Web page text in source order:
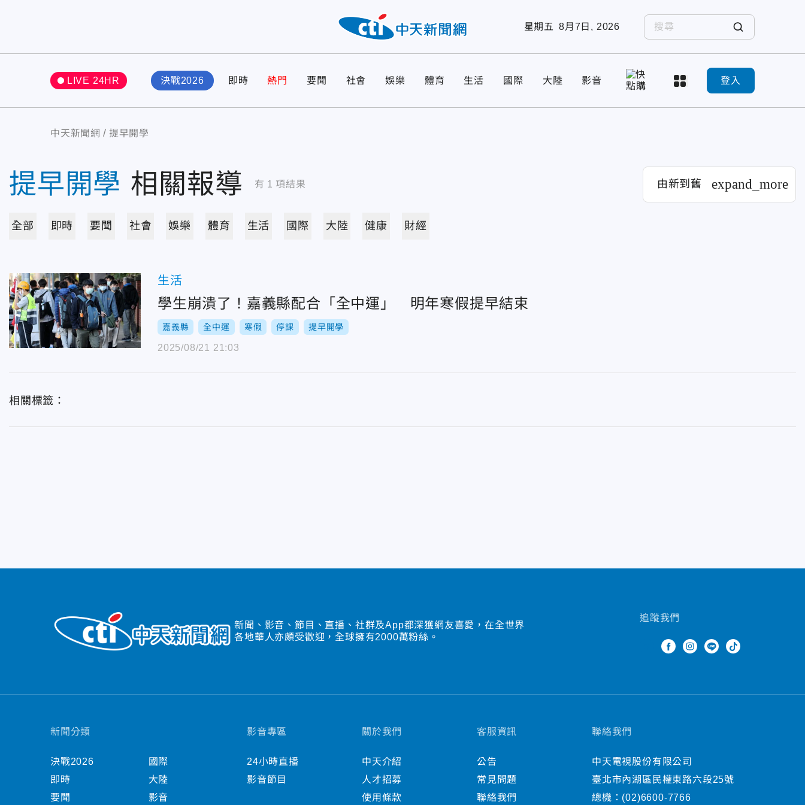
星期五 8月7日, 2026
LIVE 24HR 決戰2026 即時 熱門 要聞 社會 娛樂 體育 生活 國際 大陸 影音 登入
中天新聞網 提早開學
提早開學 相關報導 有 1 項結果 由新到舊 expand_more
全部 即時 要聞 社會 娛樂 體育 生活 國際 大陸 健康 財經
生活
學生崩潰了！嘉義縣配合「全中運」 明年寒假提早結束
嘉義縣 全中運 寒假 停課 提早開學
2025/08/21 21:03
相關標籤：
新聞、影音、節目、直播、社群及App都深獲網友喜愛，在全世界
各地華人亦頗受歡迎，全球擁有2000萬粉絲。
追蹤我們
新聞分類
決戰2026
即時
要聞
國際
大陸
影音
影音專區
24小時直播
影音節目
關於我們
中天介紹
人才招募
使用條款
客服資訊
公告
常見問題
聯絡我們
聯絡我們
中天電視股份有限公司
臺北市內湖區民權東路六段25號
總機： (02)6600-7766